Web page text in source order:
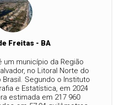
Freitas - BA
um município da Região
no Litoral Norte do
Brasil. Segundo o Instituto
e Estatística, em 2024
estimada em 217 960